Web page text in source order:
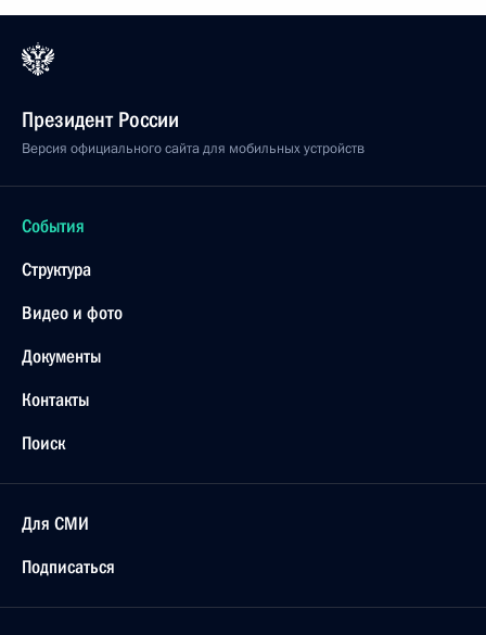
Президент России
Версия официального сайта для мобильных устройств
События
Структура
Видео и фото
Документы
Контакты
Поиск
Для СМИ
Подписаться